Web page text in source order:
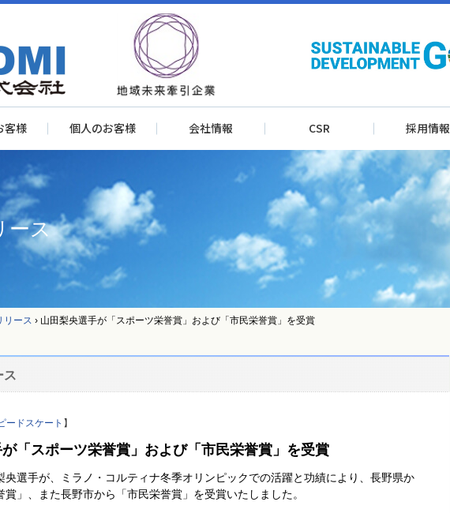
客様 個人のお客様 会社情報 CSR 採用情報
ース
リース › 山田梨央選手が「スポーツ栄誉賞」および「市民栄誉賞」を受賞
ス
ードスケート 】
「スポーツ栄誉賞」および「市民栄誉賞」を受賞
央選手が、ミラノ・コルティナ冬季オリンピックでの活躍と功績により、長野県か
賞」、また長野市から「市民栄誉賞」を受賞いたしました。